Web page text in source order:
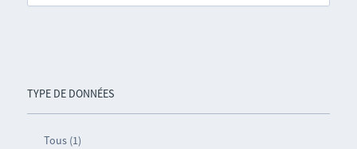
TYPE DE DONNÉES
Tous (1)